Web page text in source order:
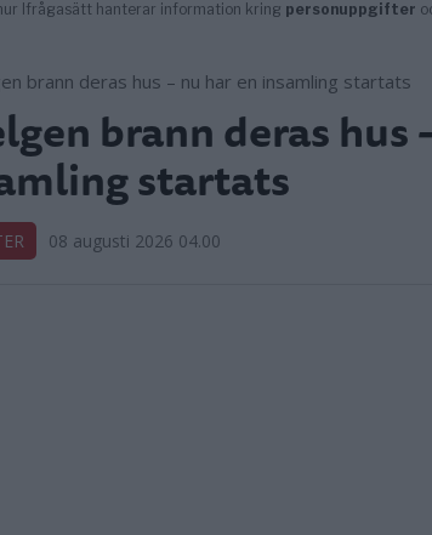
brann deras hus
startats
08 augusti 2026 04.00